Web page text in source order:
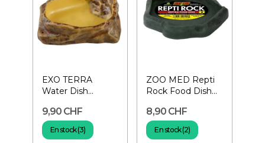
EXO TERRA
Water Dish
à eau pour reptiles
9,90 CHF
En stock (3)
ZOO MED Repti
Rock Food Dish
pour reptiles
8,90 CHF
En stock (2)